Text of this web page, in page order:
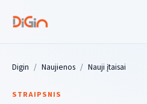
Digin Naujienos Nauji įtaisai
STRAIPSNIS